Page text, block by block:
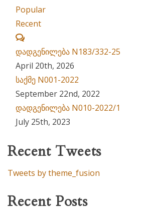
Popular
Recent
Comments
დადგენილება N183/332-25
April 20th, 2026
საქმე N001-2022
September 22nd, 2022
დადგენილება N010-2022/1
July 25th, 2023
Recent Tweets
Tweets by theme_fusion
Recent Posts